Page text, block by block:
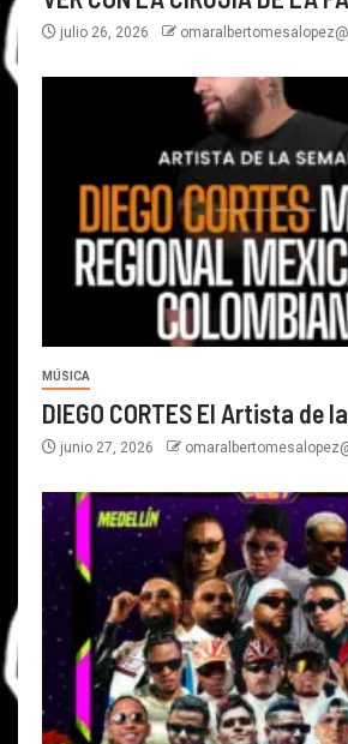
julio 26, 2026
MÚSICA
DIEGO CORTES El Artista de
junio 27, 2026